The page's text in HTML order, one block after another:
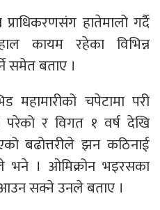
हातेमालो गर्दै
कायम रहेका विभिन्न
समेत बताए ।
महामारीको चपेटामा परी
र विगत १ वर्ष देखि
बढोत्तरीले झन कठिनाई
भने । ओमिक्रोन भइरसका
सक्ने उनले बताए ।